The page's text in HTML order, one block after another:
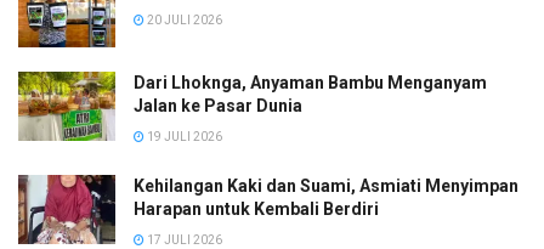
20 JULI 2026
Dari Lhoknga, Anyaman Bambu Menganyam
Jalan ke Pasar Dunia
19 JULI 2026
Kehilangan Kaki dan Suami, Asmiati Menyimpan
Harapan untuk Kembali Berdiri
17 JULI 2026